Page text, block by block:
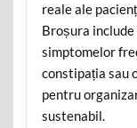
reale ale
Broșura
simptomelor
constipația sau
pentru
sustenabil.